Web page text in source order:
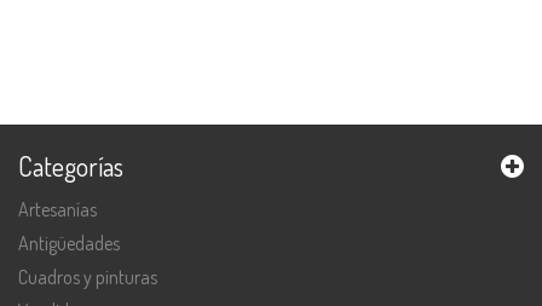
Categorías
Artesanías
Antigüedades
Cuadros y pinturas